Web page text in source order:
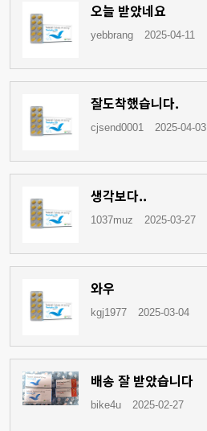
오늘 받았네요
yebbrang 2025-04-11
잘도착했습니다.
cjsend0001 2025-04-03
생각보다..
1037muz 2025-03-27
와우
kgj1977 2025-03-04
배송 잘 받았습니다
bike4u 2025-02-27